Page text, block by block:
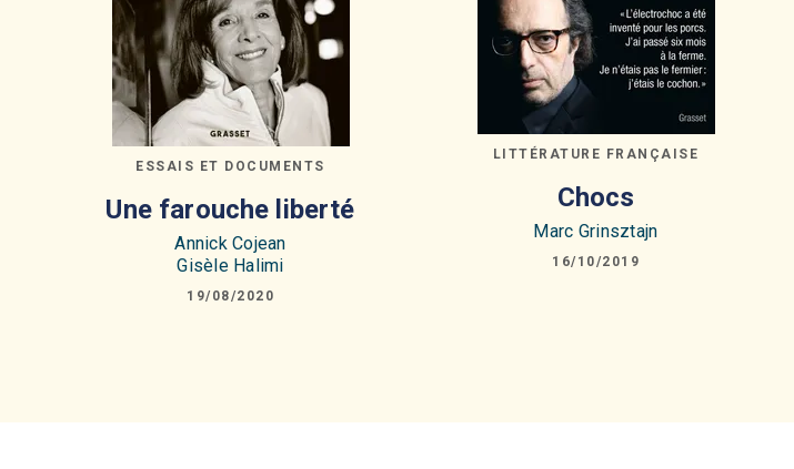
ESSAIS ET DOCUMENTS
Une farouche liberté
Annick Cojean
Gisèle Halimi
19/08/2020
LITTÉRATURE FRANÇAISE
Chocs
Marc Grinsztajn
16/10/2019